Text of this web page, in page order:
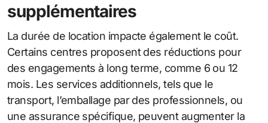
supplémentaires
La durée de location impacte également le coût.
Certains centres proposent des réductions pour
des engagements à long terme, comme 6 ou 12
mois. Les services additionnels, tels que le
transport, l’emballage par des professionnels, ou
une assurance spécifique, peuvent augmenter la